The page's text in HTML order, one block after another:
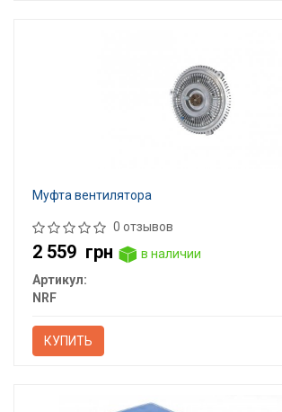
Муфта вентилятора
0 отзывов
2 559 грн
в наличии
Артикул:
NRF
КУПИТЬ